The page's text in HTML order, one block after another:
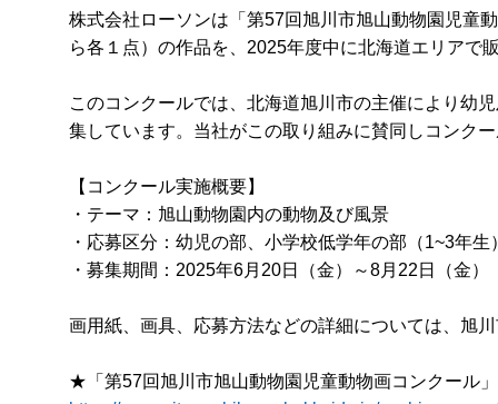
株式会社ローソンは「第57回旭川市旭山動物園児童
ら各１点）の作品を、2025年度中に北海道エリアで
このコンクールでは、北海道旭川市の主催により幼
集しています。当社がこの取り組みに賛同しコンク
【コンクール実施概要】
・テーマ：旭山動物園内の動物及び風景
・応募区分：幼児の部、小学校低学年の部（1~3年
・募集期間：2025年6月20日（金）～8月22日（金）
画用紙、画具、応募方法などの詳細については、旭
★「第57回旭川市旭山動物園児童動物画コンクール